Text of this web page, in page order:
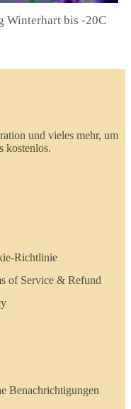
Winterhart bis -20C
und vieles mehr, um
kostenlos.
Richtlinie
of Service & Refund
Benachrichtigungen